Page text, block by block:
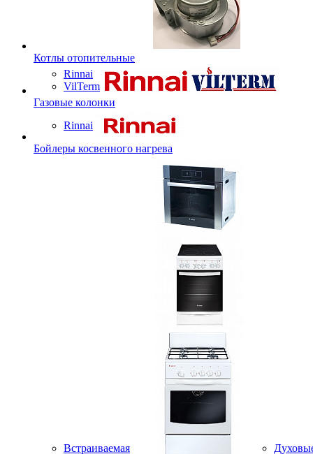
Котлы отопительные
Rinnai
VilTerm
Газовые колонки
Rinnai
Бойлеры косвенного нагрева
Встраиваемая